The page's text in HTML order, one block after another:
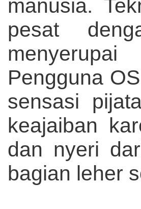
manusia.
pesat
menyerupai
Pengguna
sensasi
keajaiban
dan nyeri
bagian leher